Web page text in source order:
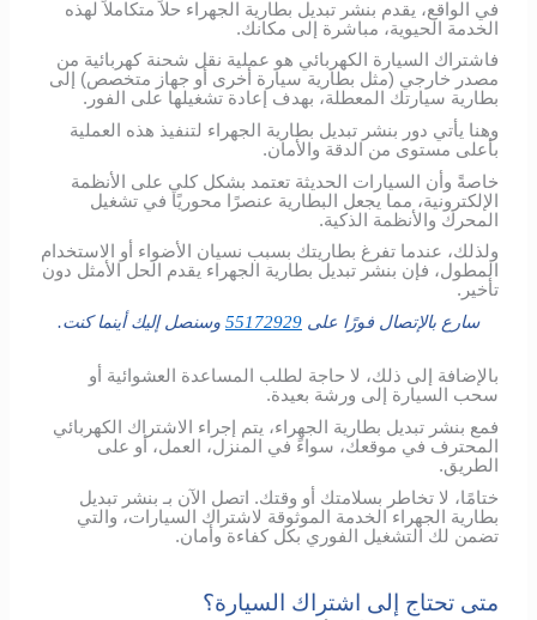
في الواقع، يقدم بنشر تبديل بطارية الجهراء حلاً متكاملاً لهذه
الخدمة الحيوية، مباشرة إلى مكانك.
فاشتراك السيارة الكهربائي هو عملية نقل شحنة كهربائية من
مصدر خارجي (مثل بطارية سيارة أخرى أو جهاز متخصص) إلى
بطارية سيارتك المعطلة، بهدف إعادة تشغيلها على الفور.
وهنا يأتي دور بنشر تبديل بطارية الجهراء لتنفيذ هذه العملية
بأعلى مستوى من الدقة والأمان.
خاصةً وأن السيارات الحديثة تعتمد بشكل كلي على الأنظمة
الإلكترونية، مما يجعل البطارية عنصرًا محوريًا في تشغيل
المحرك والأنظمة الذكية.
ولذلك، عندما تفرغ بطاريتك بسبب نسيان الأضواء أو الاستخدام
المطول، فإن بنشر تبديل بطارية الجهراء يقدم الحل الأمثل دون
تأخير.
سارع بالإتصال فورًا على 55172929 وسنصل إليك أينما كنت.
بالإضافة إلى ذلك، لا حاجة لطلب المساعدة العشوائية أو
سحب السيارة إلى ورشة بعيدة.
فمع بنشر تبديل بطارية الجهراء، يتم إجراء الاشتراك الكهربائي
المحترف في موقعك، سواءً في المنزل، العمل، أو على
الطريق.
ختامًا، لا تخاطر بسلامتك أو وقتك. اتصل الآن بـ بنشر تبديل
بطارية الجهراء الخدمة الموثوقة لاشتراك السيارات، والتي
تضمن لك التشغيل الفوري بكل كفاءة وأمان.
متى تحتاج إلى اشتراك السيارة؟